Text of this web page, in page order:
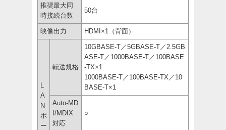
推奨最大同
時接続台数
50台
映像出力 HDMI×1（背面）
A
N
ポ
ー
転送規格
10GBASE-T／5GBASE-T／2.5GB
ASE-T／1000BASE-T／100BASE
-TX×1
1000BASE-T／100BASE-TX／10
BASE-T×1
Auto-MD
I/MDIX
対応
○